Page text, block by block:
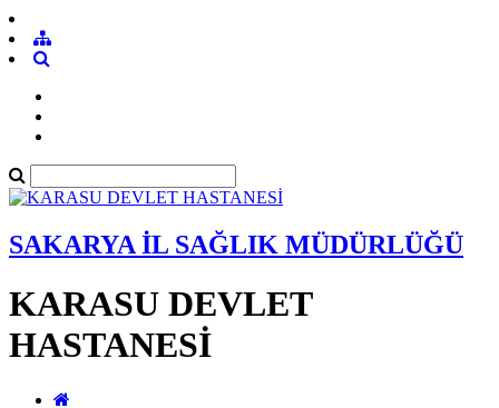
SAKARYA İL SAĞLIK MÜDÜRLÜĞÜ
KARASU DEVLET
HASTANESİ